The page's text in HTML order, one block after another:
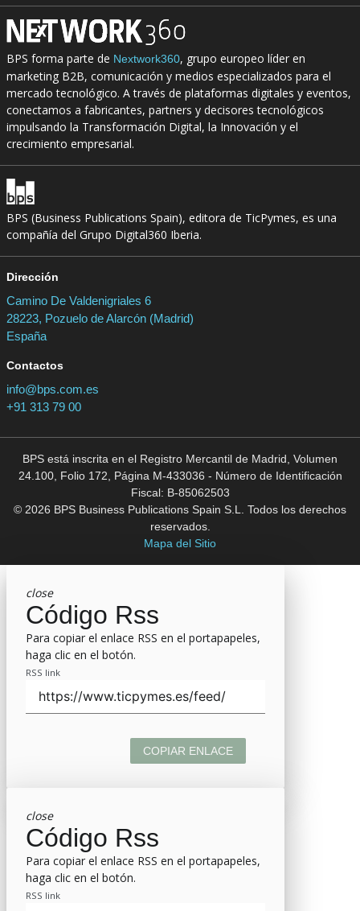
BPS forma parte de Nextwork360, grupo europeo líder en
marketing B2B, comunicación y medios especializados para el
mercado tecnológico. A través de plataformas digitales y eventos,
conectamos a fabricantes, partners y decisores tecnológicos
impulsando la Transformación Digital, la Innovación y el
crecimiento empresarial.
BPS (Business Publications Spain), editora de TicPymes, es una
compañía del Grupo Digital360 Iberia.
Dirección
Camino De Valdenigriales 6
28223, Pozuelo de Alarcón (Madrid)
España
Contactos
info@bps.com.es
+91 313 79 00
BPS está inscrita en el Registro Mercantil de Madrid, Volumen
24.100, Folio 172, Página M-433036 - Número de Identificación
Fiscal: B-85062503
© 2026 BPS Business Publications Spain S.L. Todos los derechos
reservados.
Mapa del Sitio
close
Código Rss
Para copiar el enlace RSS en el portapapeles,
haga clic en el botón.
RSS link
COPIAR ENLACE
close
Código Rss
Para copiar el enlace RSS en el portapapeles,
haga clic en el botón.
RSS link